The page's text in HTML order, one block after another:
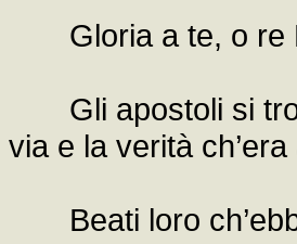
Gloria a te, o re
Gli apostoli si
via e la verità
Beati loro